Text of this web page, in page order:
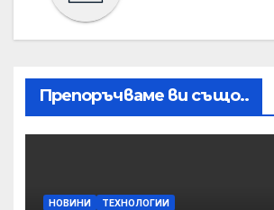
Препоръчваме ви също..
НОВИНИ ТЕХНОЛОГИИ